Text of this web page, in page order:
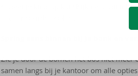
Gaat je kind op kot? Kijk na of dit
Spring eens binnen bij je bank en
Zie je door de bomen het bos niet meer
samen langs bij je kantoor om alle